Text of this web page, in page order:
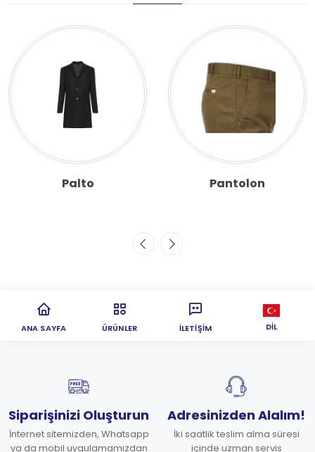
Palto Pantolon
ANA SAYFA ÜRÜNLER İLETIŞIM DIL
Siparişinizi Oluşturun
İnternet sitemizden, Whatsapp
ya da mobil uygulamamızdan
Adresinizden Alalım!
İki saatlik teslim alma süresi
içinde uzman servis